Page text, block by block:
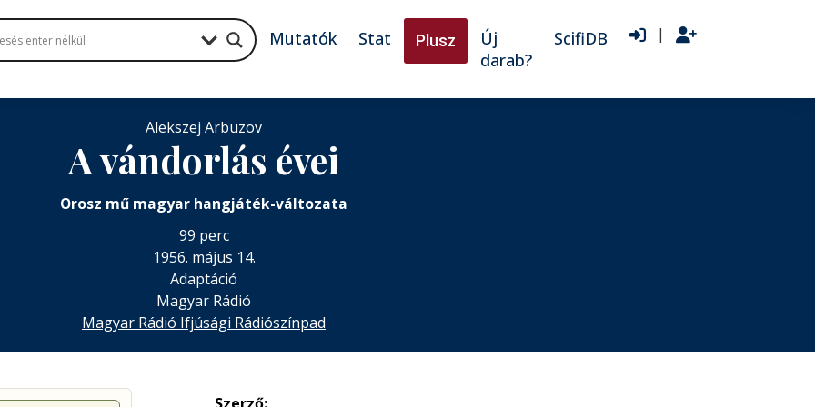
Mutatók Stat Plusz
Új
darab?
ScifiDB |
Alekszej Arbuzov
A vándorlás évei
Orosz mű magyar hangjáték-változata
99 perc
1956. május 14.
Adaptáció
Magyar Rádió
Magyar Rádió Ifjúsági Rádiószínpad